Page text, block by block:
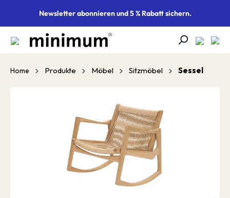
springenNewsletter abonnieren und 5 % Rabatt sichern.
Home Produkte Möbel Sitzmöbel Sessel